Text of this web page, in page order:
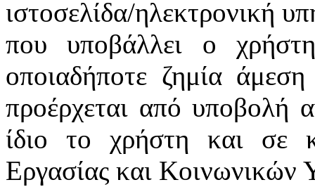
ιστοσελίδα/ηλεκτρονική
που υποβάλλει ο
οποιαδήποτε ζημία
προέρχεται από υποβολή
ίδιο το χρήστη και σε
Εργασίας και Κοινωνικών